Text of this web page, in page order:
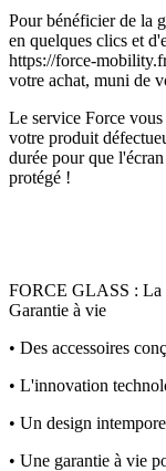
Pour bénéficier de la
en quelques clics et
https://force-
votre achat, muni de
Le service Force
votre produit
durée pour que
protégé !
FORCE GLASS : La
Garantie à vie
• Des accessoires
• L'innovation
• Un design
• Une garantie à vie